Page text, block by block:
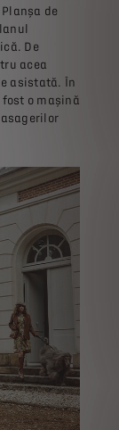
de
De
acea
asistată. În
o mașină